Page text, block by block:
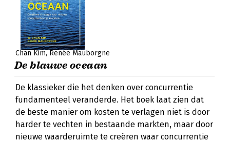
Chan Kim Renée Mauborgne
De blauwe oceaan
De klassieker die het denken over concurrentie
fundamenteel veranderde. Het boek laat zien dat
de beste manier om kosten te verlagen niet is door
harder te vechten in bestaande markten, maar door
nieuwe waarderuimte te creëren waar concurrentie